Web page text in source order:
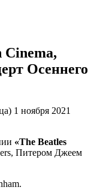
Cinema,
Осеннего
1 ноября 2021
«The Beatles
Питером Джеем